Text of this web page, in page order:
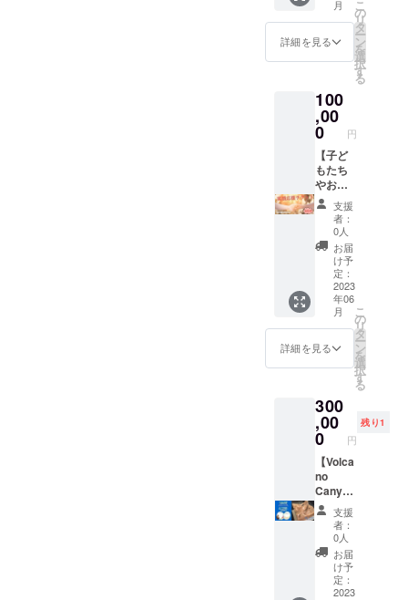
画像や
知的財
産、著
作権は
提供・
任者に
帰属し
ます。
✼••┈┈••
✼••┈┈••
✼••┈┈••
✼••┈┈••
✼
✼••┈┈••
✼••┈┈••
✼ 《リ
施行責
任者》
友野貴
弘 ・
サービ
ス内容
に関す
る効果
効能
は、 個
人の体
感であ
り全て
を保証
するも
のでは
せん。
画像や
作権は
提供・
施行責
任者に
帰属し
ます。
✼••┈┈••
✼••┈┈••
✼••┈┈••
✼••┈┈••
✼
ん。 ＊
備考欄
にリ
記入す
ること
もでき
ます。
（しな
くても
大丈夫
です）
＊2023
年6月～
12月ま
でのリ
ターン
執行で
お願い
しま
す。
✼••┈┈••
✼ 《リ
ターン
提供・
施行責
任者》
主催・
運営
奈良隆
サービ
ス内容
に関す
る効果
効能
こりす
る場を
作って
手伝い
をしま
す。 ＊
薪や
様々な
材料、
器材は
こちら
が用意
しま
す。も
ちろん
持って
きたい
ものが
あった
らお任
せしま
名まで
とさせ
てくだ
さい。
（主催
者込
み） ＊
基本的
に5時間
以内の
開催時
間で
す。
（13時
ジ。交
通費
は、別
途いた
だきま
（内
容、日
程など
は後日
ご相
談）
✼••┈┈••
✼••┈┈••
✼••┈┈••
✼••┈┈••
✼ 《リ
ターン
提供・
施行責
任者》
主催・
運営
大島英
子 ・
サービ
に関す
る効果
効能
は、個
人の体
感であ
り 全て
を保証
するも
のでは
ありま
せん。
画像や
知的財
なたの
キャン
プをナ
ビゲー
ト。 家
でもソ
ロでも
カップ
ルでも
構いま
せん。
テント
設営実
習。 ハ
ンモッ
クに揺
られる
ひと
時。 た
き火を
囲みな
がら
コー
ヒーを
飲む豊
落ちて
いる自
然素材
でモノ
づく
り。 美
味しい
キャン
プ飯。
あなた
たちの
キャン
プを盛
り上げ
月
詳細を見る
こ
の
リ
タ
ー
ン
を
選
択
す
る
100
,00
0 円
【子ど
もたち
やお母
さんの
笑顔を
広げ
る 笑
顔応援
チケッ
ト】 こ
のチ
ケット
は世界
中の子
どもた
ちやお
たちの
笑顔を
増やす
ための
応援チ
ケッ
ト。 子
どもた
ちが笑
顔FES
当日
に、会
場では
しゃ
支援
者：
0人
お届
け予
定：
2023
年06
月
詳細を見る
こ
の
リ
タ
ー
ン
を
選
択
す
る
300
,00
0 円
残り1
【Volca
no
Canyon
】 ＊全
国選抜
作家展
にて準
大賞！
UAE（
アラブ
支援
者：
0人
お届
け予
定：
2023